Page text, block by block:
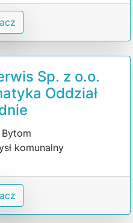
Sp. z o.o.
Oddział
komunalny